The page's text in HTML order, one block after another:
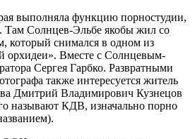
выполняла функцию порностудии,
Там Солнцев-Эльбе якобы жил со
который снимался в одном из
орхидеи». Вместе с Солнцевым-
Сергея Гарбко. Развратными
также интересуется житель
Дмитрий Владимирович Кузнецов
называют КДВ, изначально порно